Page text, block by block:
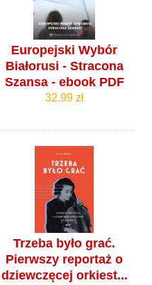
Europejski Wybór
Białorusi - Stracona
Szansa - ebook PDF
32.99 zł
Trzeba było grać.
Pierwszy reportaż o
dziewczęcej orkiest...